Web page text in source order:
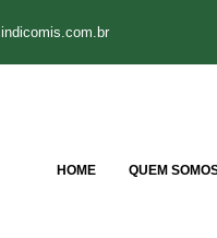
HOME QUEM